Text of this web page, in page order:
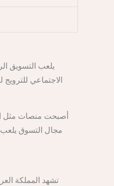
يلعب التسويق
الاجتماعي للترويج
أصبحت منصات مثل
مجال التسوق يلعب
تشهد المملكة